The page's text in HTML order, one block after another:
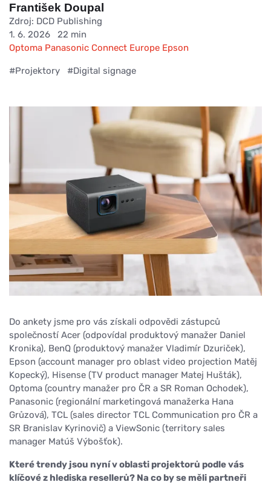
František Doupal
Zdroj: DCD Publishing
1. 6. 2026
22 min
Optoma Panasonic Connect Europe Epson
#Projektory #Digital signage
Do ankety jsme pro vás získali odpovědi zástupců
společností Acer (odpovídal produktový manažer Daniel
Kronika), BenQ (produktový manažer Vladimír Dzuriček),
Epson (account manager pro oblast video projection Matěj
Kopecký), Hisense (TV product manager Matej Hušták),
Optoma (country manažer pro ČR a SR Roman Ochodek),
Panasonic (regionální marketingová manažerka Hana
Grůzová), TCL (sales director TCL Communication pro ČR a
SR Branislav Kyrinovič) a ViewSonic (territory sales
manager Matúš Výbošťok).
Které trendy jsou nyní v oblasti projektorů podle vás
klíčové z hlediska resellerů? Na co by se měli partneři